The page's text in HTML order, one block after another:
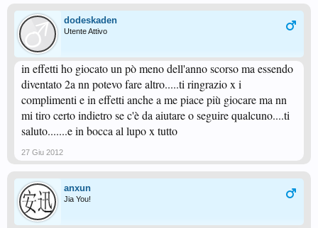
dodeskaden
Utente Attivo
in effetti ho giocato un pò meno dell'anno scorso ma essendo
diventato 2a nn potevo fare altro.....ti ringrazio x i
complimenti e in effetti anche a me piace più giocare ma nn
mi tiro certo indietro se c'è da aiutare o seguire qualcuno....ti
saluto.......e in bocca al lupo x tutto
27 Giu 2012
anxun
Jia You!